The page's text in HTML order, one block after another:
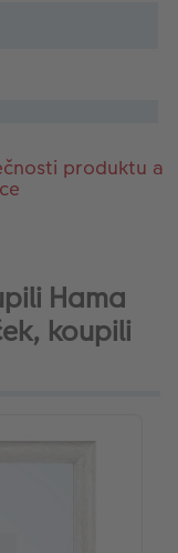
produktu a
Hama
koupili